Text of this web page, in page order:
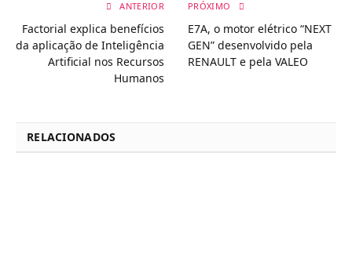
ANTERIOR
Factorial explica benefícios
da aplicação de Inteligência
Artificial nos Recursos
Humanos
PRÓXIMO
E7A, o motor elétrico “NEXT
GEN” desenvolvido pela
RENAULT e pela VALEO
RELACIONADOS